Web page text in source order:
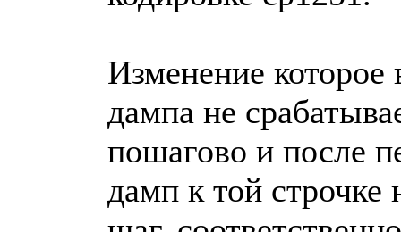
Изменение которое
дампа не
пошагово и после
дамп к той строчке